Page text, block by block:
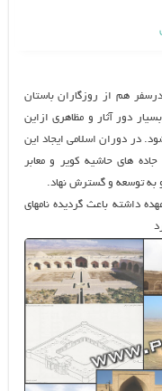
هم از روزگاران باستان
دور آثار و مظاهري ازاين
در دوران اسلامي ايجاد اين
هاي حاشيه كوير و معابر
به توسعه و گسترش نهاد.
داشته باعث گرديده نامهاي